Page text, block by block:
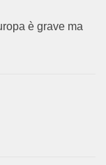
è grave ma